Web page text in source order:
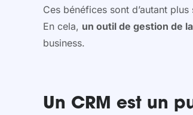
Ces bénéfices sont d’autant
En cela, un outil de gestion de
business.
Un CRM est un